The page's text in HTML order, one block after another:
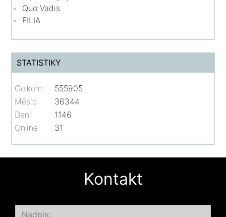
Quo Vadis
FILIA
STATISTIKY
Online: 31
Celkem:
555905
Měsíc:
36344
Den:
1146
Kontakt